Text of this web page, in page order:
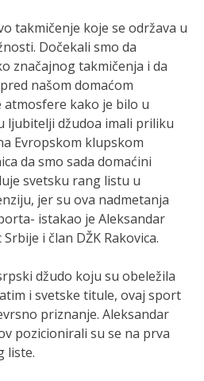
takmičenje koje se održava u
Dočekali smo da
značajnog takmičenja i da
našom domaćom
atmosfere kako je bilo u
ljubitelji džudoa imali priliku
Evropskom klupskom
da smo sada domaćini
svetsku rang listu u
jer su ova nadmetanja
istakao je Aleksandar
i član DŽK Rakovica.
džudo koju su obeležila
i svetske titule, ovaj sport
priznanje. Aleksandar
pozicionirali su se na prva
liste.